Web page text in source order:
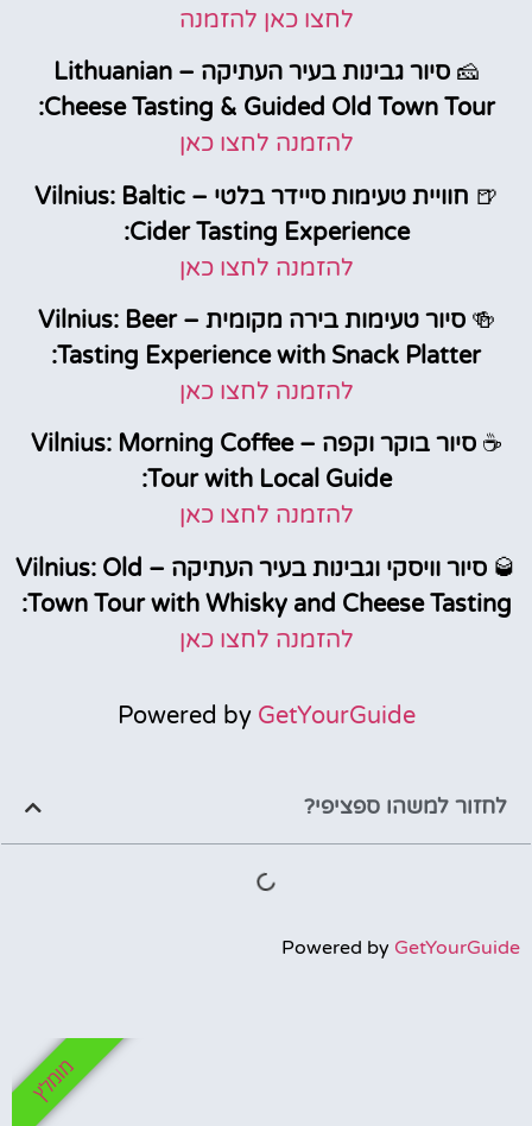
לחצו כאן להזמנה
🧀
סיור גבינות בעיר העתיקה – Lithuanian
Cheese Tasting & Guided Old Town Tour:
להזמנה לחצו כאן
🍺
חוויית טעימות סיידר בלטי – Vilnius: Baltic
Cider Tasting Experience:
להזמנה לחצו כאן
🍻
סיור טעימות בירה מקומית – Vilnius: Beer
Tasting Experience with Snack Platter:
להזמנה לחצו כאן
☕
סיור בוקר וקפה – Vilnius: Morning Coffee
Tour with Local Guide:
להזמנה לחצו כאן
🥃
סיור וויסקי וגבינות בעיר העתיקה – Vilnius: Old
Town Tour with Whisky and Cheese Tasting:
להזמנה לחצו כאן
Powered by GetYourGuide
לחזור למשהו ספציפי?
Powered by GetYourGuide
מומלץ